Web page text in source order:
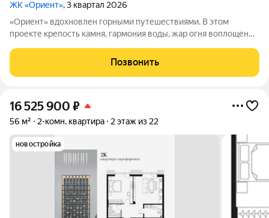
ЖК «Ориент», 3 квартал 2026
«Ориент» вдохновлен горными путешествиями. В этом
проекте крепость камня, гармония воды, жар огня воплощены
технологиями. Здесь вы получите повседневность,
наполненную яркими моментами и приятной
Позвонить
16 525 900 ₽
56 м² 2-комн. квартира 2 этаж из 22
новостройка